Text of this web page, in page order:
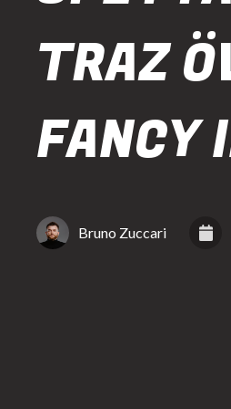
TRAZ
FANCY
Bruno Zuccari